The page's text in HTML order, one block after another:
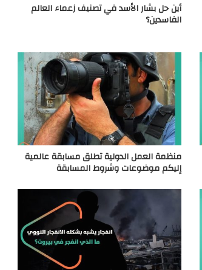
أين حل بشار الأسد في تصنيف زعماء العالم
الفاسدين؟
منظمة العمل الدولية تطلق مسابقة عالمية
إليكم موضوعات وشروط المسابقة